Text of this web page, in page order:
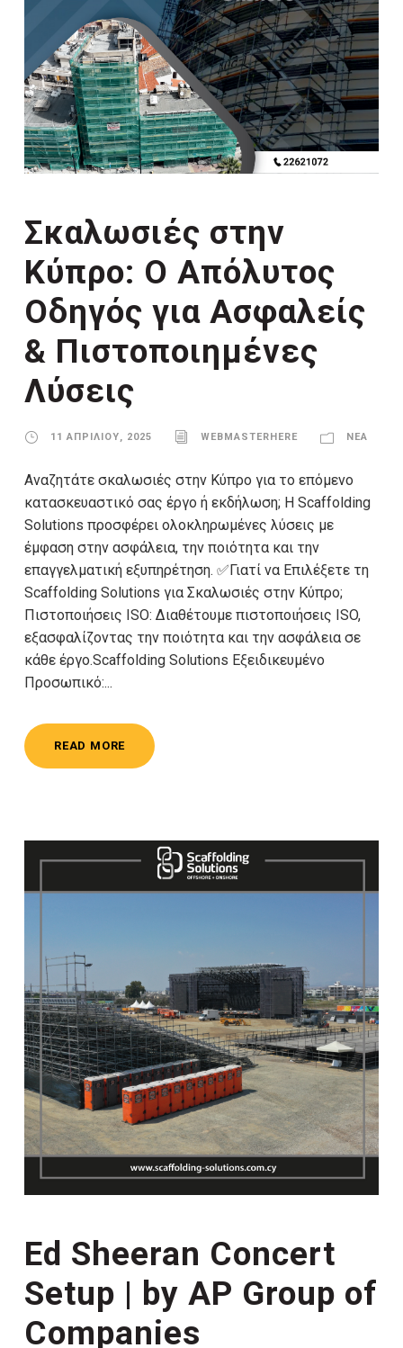
Σκαλωσιές στην
Κύπρο: Ο Απόλυτος
Οδηγός για Ασφαλείς
& Πιστοποιημένες
Λύσεις
11 ΑΠΡΙΛΊΟΥ, 2025 WEBMASTERHERE ΝΈΑ
Αναζητάτε σκαλωσιές στην Κύπρο για το επόμενο
κατασκευαστικό σας έργο ή εκδήλωση; Η Scaffolding
Solutions προσφέρει ολοκληρωμένες λύσεις με
έμφαση στην ασφάλεια, την ποιότητα και την
επαγγελματική εξυπηρέτηση.​ ✅Γιατί να Επιλέξετε τη
Scaffolding Solutions για Σκαλωσιές στην Κύπρο;
Πιστοποιήσεις ISO: Διαθέτουμε πιστοποιήσεις ISO,
εξασφαλίζοντας την ποιότητα και την ασφάλεια σε
κάθε έργο.​Scaffolding Solutions Εξειδικευμένο
Προσωπικό:...
READ MORE
Ed Sheeran Concert
Setup | by AP Group of
Companies